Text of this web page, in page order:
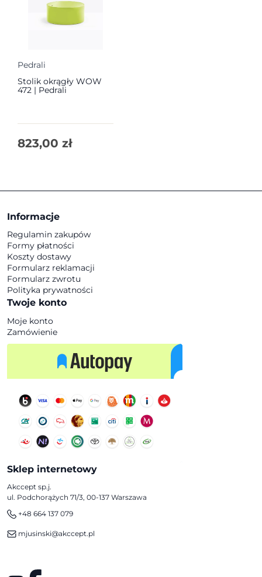
Pedrali
Stolik okrągły WOW
472 | Pedrali
823,00 zł
Informacje
Regulamin zakupów
Formy płatności
Koszty dostawy
Formularz reklamacji
Formularz zwrotu
Polityka prywatności
Twoje konto
Moje konto
Zamówienie
Sklep internetowy
Akccept sp.j.
ul. Podchorążych 71/3, 00-137 Warszawa
+48 664 137 079
mjusinski@akccept.pl